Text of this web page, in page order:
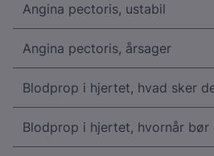
Angina pectoris, ustabil
Angina pectoris, årsager
Blodprop i hjertet, hvad sker
Blodprop i hjertet, hvornår